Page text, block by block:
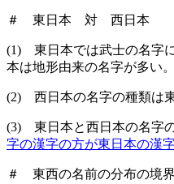
＃ 東日本 対 西日本
(1) 東日本では武士の名字
本は地形由来の名字が多い。
(2) 西日本の名字の種類は
(3) 東日本と西日本の名字
字の漢字の方が東日本の漢
＃ 東西の名前の分布の境界